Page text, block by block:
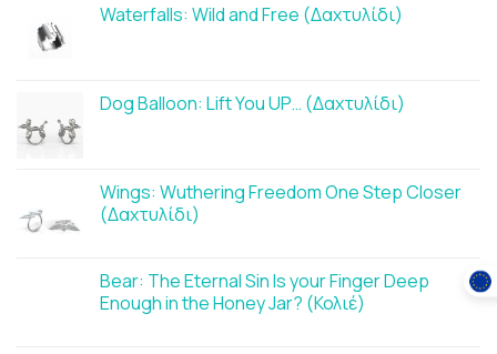
Waterfalls: Wild and Free (Δαχτυλίδι)
Dog Balloon: Lift You UP… (Δαχτυλίδι)
Wings: Wuthering Freedom One Step Closer
(Δαχτυλίδι)
Bear: The Eternal Sin Is your Finger Deep
Enough in the Honey Jar? (Κολιέ)